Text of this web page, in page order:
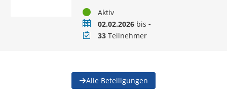
StatusAktiv
Zeitraum02.02.2026bis -
Teilnehmer
33Teilnehmer
Alle Beteiligungen